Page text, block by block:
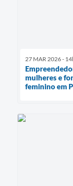
27 MAR 2026 -
mulheres e
feminino em